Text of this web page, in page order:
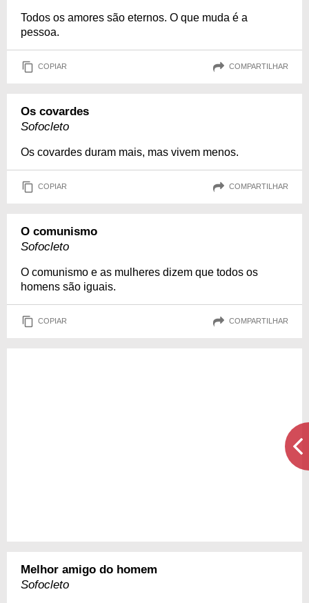
Todos os amores são eternos. O que muda é a
pessoa.
COPIAR COMPARTILHAR
Os covardes
Sofocleto
Os covardes duram mais, mas vivem menos.
COPIAR COMPARTILHAR
O comunismo
Sofocleto
O comunismo e as mulheres dizem que todos os
homens são iguais.
COPIAR COMPARTILHAR
Melhor amigo do homem
Sofocleto